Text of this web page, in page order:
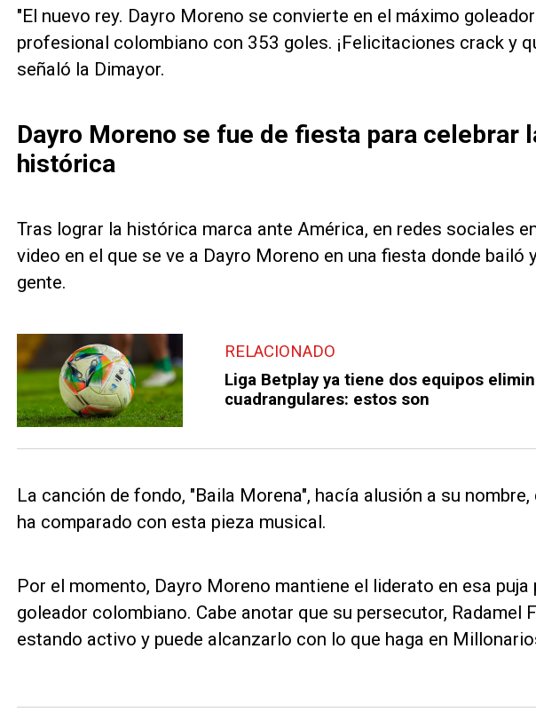
"El nuevo rey. Dayro Moreno se convierte en el máximo
profesional colombiano con 353 goles. ¡Felicitaciones crack y
señaló la Dimayor.
Dayro Moreno se fue de fiesta para celebrar
histórica
Tras lograr la histórica marca ante América, en redes sociales
video en el que se ve a Dayro Moreno en una fiesta donde bailó
gente.
RELACIONADO
Liga Betplay ya tiene dos equipos
cuadrangulares: estos son
La canción de fondo, "Baila Morena", hacía alusión a su
ha comparado con esta pieza musical.
Por el momento, Dayro Moreno mantiene el liderato en esa puja
goleador colombiano. Cabe anotar que su persecutor, Radamel
estando activo y puede alcanzarlo con lo que haga en